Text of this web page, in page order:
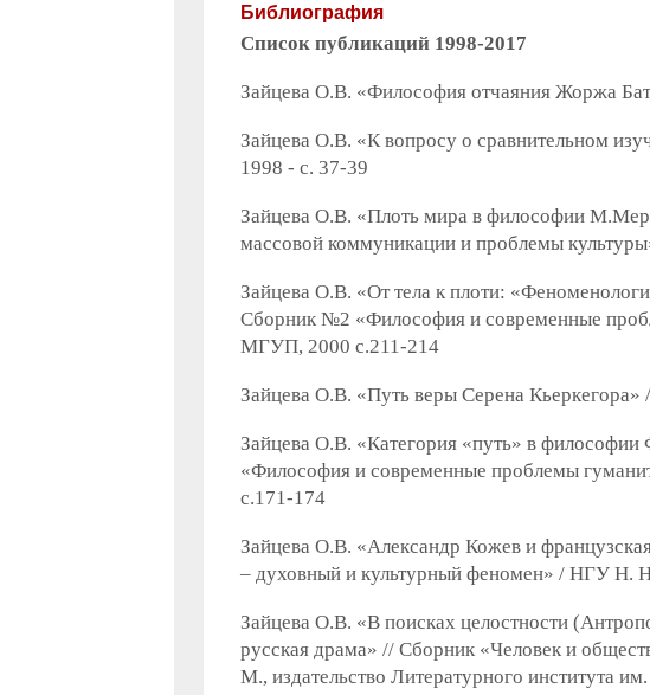
Библиография
Список публикаций 1998-2017
Зайцева О.В. «Философия отчаяния Жоржа
Зайцева О.В. «К вопросу о сравнительном
1998 - с. 37-39
Зайцева О.В. «Плоть мира в философии
массовой коммуникации и проблемы
Зайцева О.В. «От тела к плоти:
Сборник №2 «Философия и современные
МГУП, 2000 с.211-214
Зайцева О.В. «Путь веры Серена
Зайцева О.В. «Категория «путь» в
«Философия и современные проблемы
с.171-174
Зайцева О.В. «Александр Кожев и
– духовный и культурный феномен» / НГУ Н.
Зайцева О.В. «В поисках целостности
русская драма» // Сборник «Человек и
М., издательство Литературного института